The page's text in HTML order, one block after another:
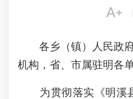

各乡（镇）人民政府
机构，省、市属驻明各
为贯彻落实《明溪县